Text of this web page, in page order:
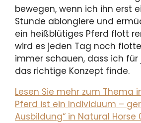
bewegen, wenn ich ihn erst
Stunde ablongiere und
ein heißblütiges Pferd flott
wird es jeden Tag noch
immer schauen, dass ich für
das richtige Konzept finde.
Lesen Sie mehr zum Thema
Pferd ist ein Individuum –
Ausbildung“ in Natural Horse